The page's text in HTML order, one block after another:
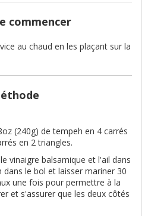
commencer
au chaud en les plaçant sur la
(240g) de tempeh en 4 carrés
en 2 triangles.
vinaigre balsamique et l'ail dans
le bol et laisser mariner 30
une fois pour permettre à la
et s'assurer que les deux côtés